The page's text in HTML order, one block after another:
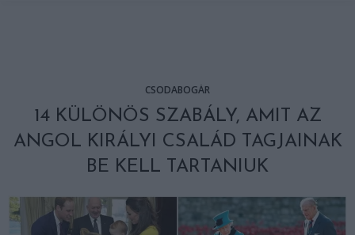
CSODABOGÁR
14 KÜLÖNÖS SZABÁLY, AMIT AZ
ANGOL KIRÁLYI CSALÁD TAGJAINAK
BE KELL TARTANIUK